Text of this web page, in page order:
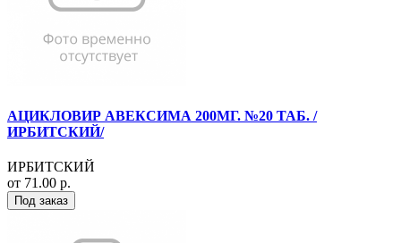
АЦИКЛОВИР АВЕКСИМА 200МГ. №20 ТАБ. /
ИРБИТСКИЙ/
ИРБИТСКИЙ
от 71.00 р.
Под заказ